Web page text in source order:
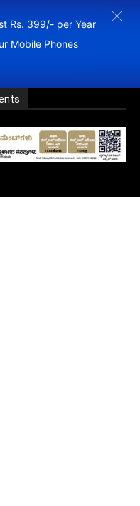
Rs. 399/- per Year
Mobile Phones